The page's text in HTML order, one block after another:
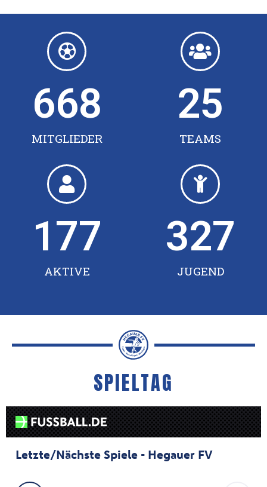
MITGLIEDER
668
TEAMS
25
AKTIVE
177
JUGEND
327
SPIELTAG